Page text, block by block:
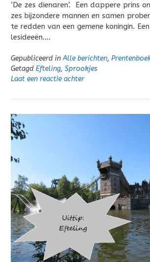
‘De zes dienaren’. Een dappere prins
zes bijzondere mannen en samen
te redden van een gemene koningin.
lesideeën….
Gepubliceerd inAlle berichten,
Getagd Efteling, Sprookjes
Laat een reactie achter